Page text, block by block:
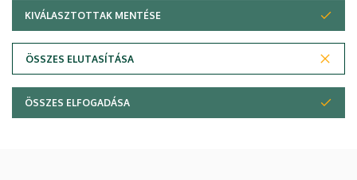
KIVÁLASZTOTTAK MENTÉSE
ÖSSZES ELUTASÍTÁSA
WITHDRAW CONSENT
ÖSSZES ELFOGADÁSA